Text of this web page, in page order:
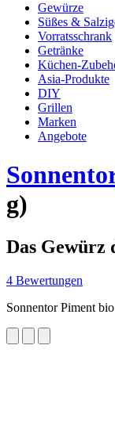
Gewürze
Süßes &
Vorratsschrank
Getränke
Küchen-
Asia-Produkte
DIY
Grillen
Marken
Angebote
g)
Das Gewürz
4 Bewertungen
Sonnentor Piment bio